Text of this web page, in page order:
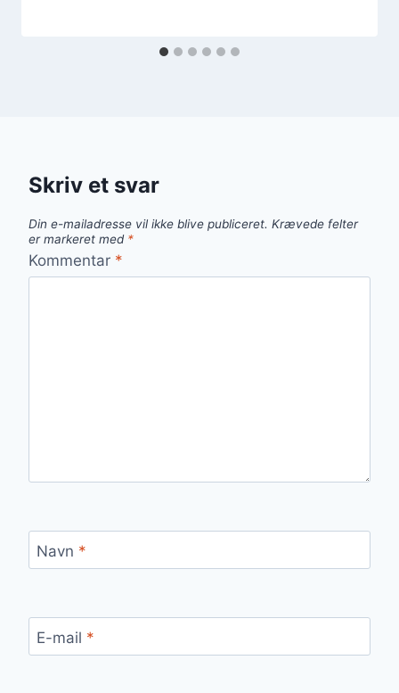
Skriv et svar
Din e-mailadresse vil ikke blive publiceret. Krævede felter
er markeret med *
Kommentar *
Navn *
E-mail *